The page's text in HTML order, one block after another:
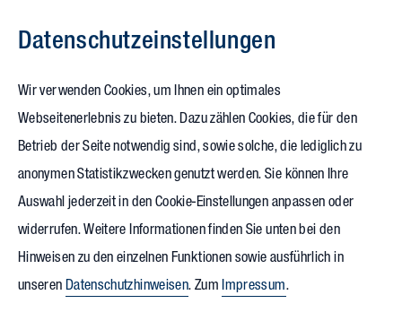
Vollack
Düsseldorf / Ratingen
Datenschutz­einstellungen
Wir verwenden Cookies, um Ihnen ein optimales
Webseitenerlebnis zu bieten. Dazu zählen Cookies, die für den
Betrieb der Seite notwendig sind, sowie solche, die lediglich zu
anonymen Statistikzwecken genutzt werden. Sie können Ihre
Auswahl jederzeit in den Cookie-Einstellungen anpassen oder
widerrufen. Weitere Informationen finden Sie unten bei den
Hinweisen zu den einzelnen Funktionen sowie ausführlich in
unseren Datenschutzhinweisen. ZumImpressum.